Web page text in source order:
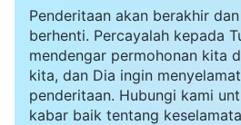
hanyalah teori? Maka semua
benar melihat kelemahanku
Meskipun aku
tidak pergi dan bertanya
Penderitaan akan berakhir
berhenti. Percayalah kepada
mendengar permohonan kita
kita, dan Dia ingin
penderitaan. Hubungi kami
kabar baik tentang